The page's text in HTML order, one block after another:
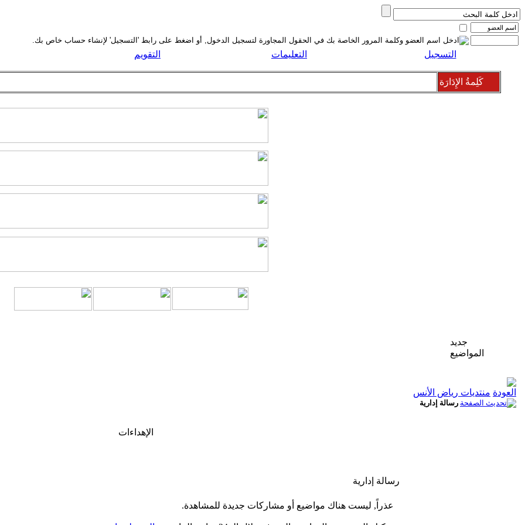
التسجيل التعليمات التقويم
كَلِمةُ الإِدَارَة
جديد
المواضيع
منتديات رياض الأنس
رسالة إدارية
الإهداءات
رسالة إدارية
عذراً, ليست هناك مواضيع أو مشاركات جديدة للمشاهدة.